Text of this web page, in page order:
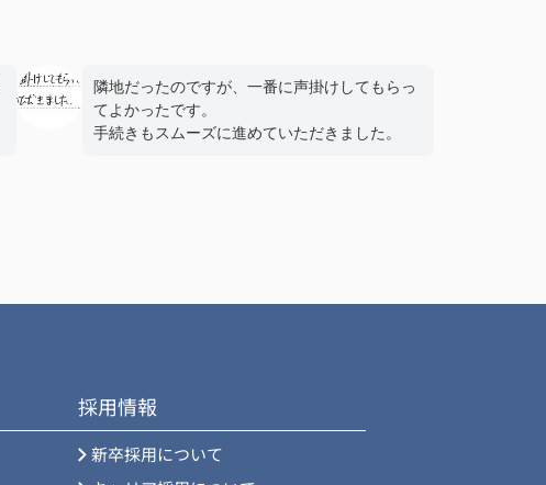
隣地だったのですが、一番に声掛けしてもらっ
てよかったです。
手続きもスムーズに進めていただきました。
採用情報
新卒採用について